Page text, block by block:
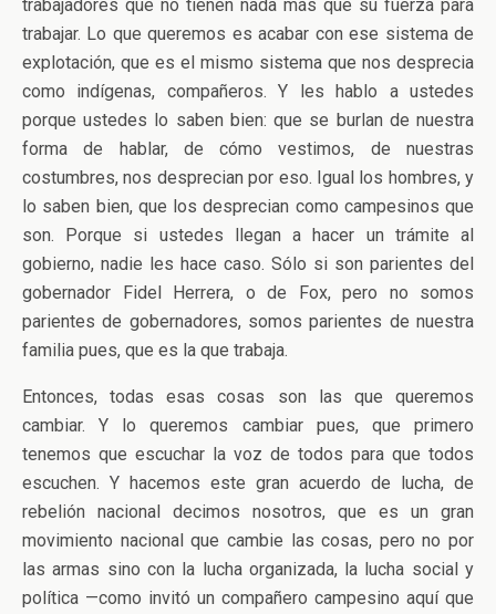
trabajadores que no tienen nada más que su fuerza para
trabajar. Lo que queremos es acabar con ese sistema de
explotación, que es el mismo sistema que nos desprecia
como indígenas, compañeros. Y les hablo a ustedes
porque ustedes lo saben bien: que se burlan de nuestra
forma de hablar, de cómo vestimos, de nuestras
costumbres, nos desprecian por eso. Igual los hombres, y
lo saben bien, que los desprecian como campesinos que
son. Porque si ustedes llegan a hacer un trámite al
gobierno, nadie les hace caso. Sólo si son parientes del
gobernador Fidel Herrera, o de Fox, pero no somos
parientes de gobernadores, somos parientes de nuestra
familia pues, que es la que trabaja.
Entonces, todas esas cosas son las que queremos
cambiar. Y lo queremos cambiar pues, que primero
tenemos que escuchar la voz de todos para que todos
escuchen. Y hacemos este gran acuerdo de lucha, de
rebelión nacional decimos nosotros, que es un gran
movimiento nacional que cambie las cosas, pero no por
las armas sino con la lucha organizada, la lucha social y
política —como invitó un compañero campesino aquí que